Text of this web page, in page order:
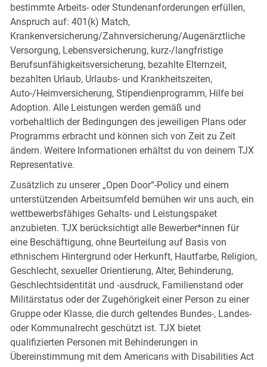
bestimmte Arbeits- oder Stundenanforderungen erfüllen,
Anspruch auf: 401(k) Match,
Krankenversicherung/Zahnversicherung/Augenärztliche
Versorgung, Lebensversicherung, kurz-/langfristige
Berufsunfähigkeitsversicherung, bezahlte Elternzeit,
bezahlten Urlaub, Urlaubs- und Krankheitszeiten,
Auto-/Heimversicherung, Stipendienprogramm, Hilfe bei
Adoption. Alle Leistungen werden gemäß und
vorbehaltlich der Bedingungen des jeweiligen Plans oder
Programms erbracht und können sich von Zeit zu Zeit
ändern. Weitere Informationen erhältst du von deinem TJX
Representative.
Zusätzlich zu unserer „Open Door“-Policy und einem
unterstützenden Arbeitsumfeld bemühen wir uns auch, ein
wettbewerbsfähiges Gehalts- und Leistungspaket
anzubieten. TJX berücksichtigt alle Bewerber*innen für
eine Beschäftigung, ohne Beurteilung auf Basis von
ethnischem Hintergrund oder Herkunft, Hautfarbe, Religion,
Geschlecht, sexueller Orientierung, Alter, Behinderung,
Geschlechtsidentität und -ausdruck, Familienstand oder
Militärstatus oder der Zugehörigkeit einer Person zu einer
Gruppe oder Klasse, die durch geltendes Bundes-, Landes-
oder Kommunalrecht geschützt ist. TJX bietet
qualifizierten Personen mit Behinderungen in
Übereinstimmung mit dem Americans with Disabilities Act